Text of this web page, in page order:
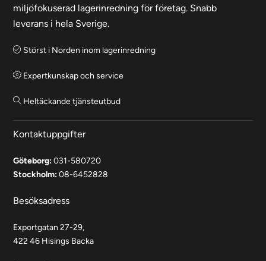
miljöfokuserad lagerinredning för företag. Snabb
leverans i hela Sverige.
Störst i Norden inom lagerinredning
Expertkunskap och service
Heltäckande tjänsteutbud
Kontaktuppgifter
Göteborg:031-580720
Stockholm:08-6452828
Besöksadress
Exportgatan 27-29,
422 46 Hisings Backa